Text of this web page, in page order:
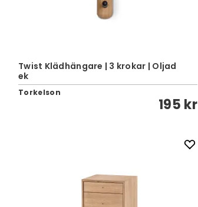
Twist Klädhängare | 3 krokar | Oljad
ek
Torkelson
195 kr